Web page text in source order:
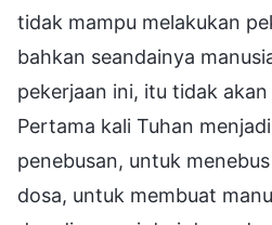
tidak mampu melakukan
bahkan seandainya
pekerjaan ini, itu tidak
Pertama kali Tuhan
penebusan, untuk
dosa, untuk membuat